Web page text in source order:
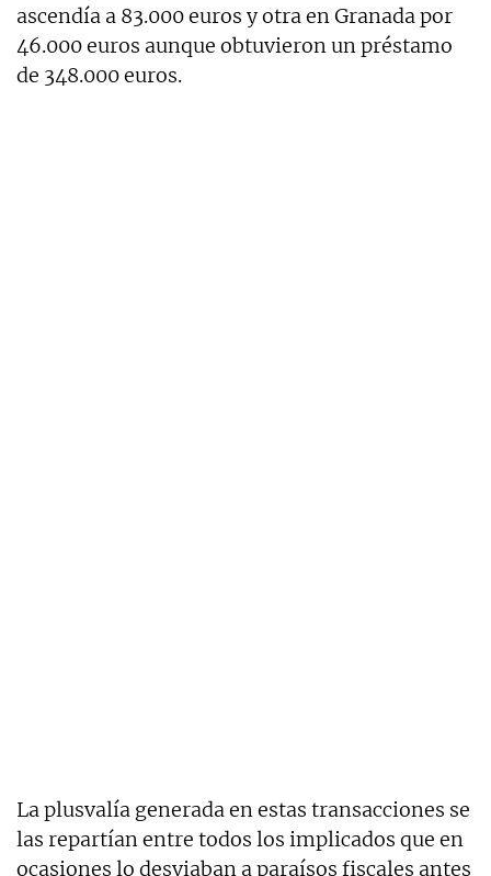
ascendía a 83.000 euros y otra en Granada por
46.000 euros aunque obtuvieron un préstamo
de 348.000 euros.
La plusvalía generada en estas transacciones se
las repartían entre todos los implicados que en
ocasiones lo desviaban a paraísos fiscales antes